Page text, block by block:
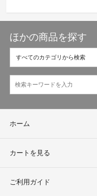
ほかの商品を探す
ホーム
カートを見る
ご利用ガイド